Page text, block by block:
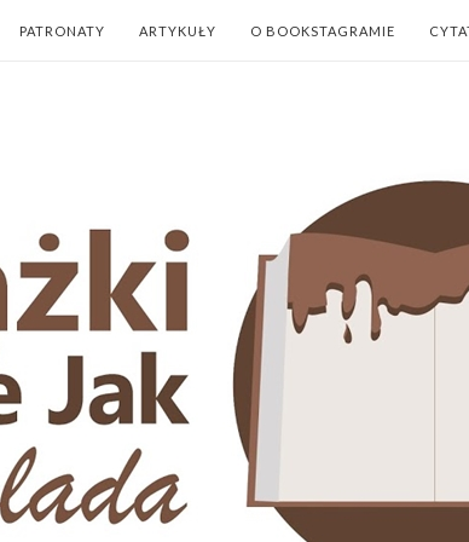
PATRONATY ARTYKUŁY O BOOKSTAGRAMIE